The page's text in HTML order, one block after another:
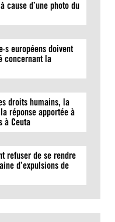
cause d’une photo du
européens doivent
concernant la
droits humains, la
réponse apportée à
à Ceuta
refuser de se rendre
d’expulsions de